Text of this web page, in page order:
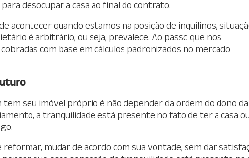
desocupar a casa ao final do contrato.
acontecer quando estamos na posição de inquilinos,
é arbitrário, ou seja, prevalece. Ao passo que nos
com base em cálculos padronizados no mercado
seu imóvel próprio é não depender da ordem do dono da
a tranquilidade está presente no fato de ter a casa ou
reformar, mudar de acordo com sua vontade, sem dar